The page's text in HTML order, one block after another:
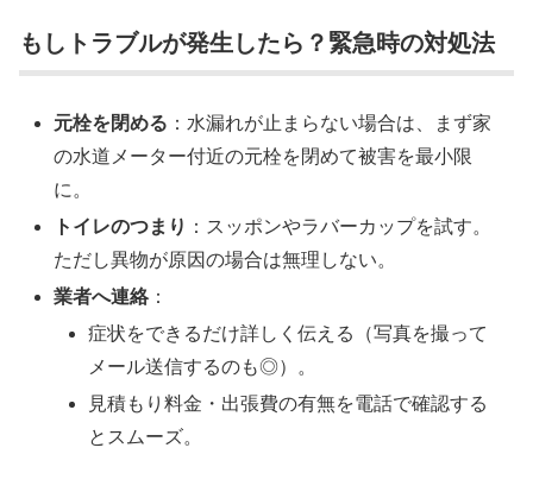
もしトラブルが発生したら？緊急時の対処法
元栓を閉める ：水漏れが止まらない場合は、まず家
の水道メーター付近の元栓を閉めて被害を最小限
に。
トイレのつまり ：スッポンやラバーカップを試す。
ただし異物が原因の場合は無理しない。
業者へ連絡 ：
症状をできるだけ詳しく伝える（写真を撮って
メール送信するのも◎）。
見積もり料金・出張費の有無を電話で確認する
とスムーズ。